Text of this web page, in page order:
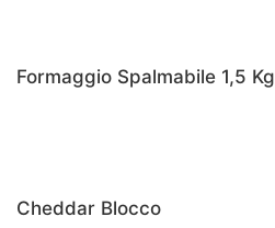
Formaggio Spalmabile 1,5 Kg
Cheddar Blocco